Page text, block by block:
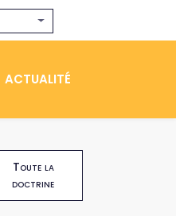
ACTUALITÉ
Toute la
doctrine